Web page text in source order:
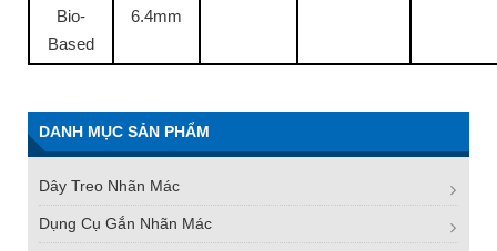
Bio-
Based
6.4mm
DANH MỤC SẢN PHẨM
Dây Treo Nhãn Mác
Dụng Cụ Gắn Nhãn Mác